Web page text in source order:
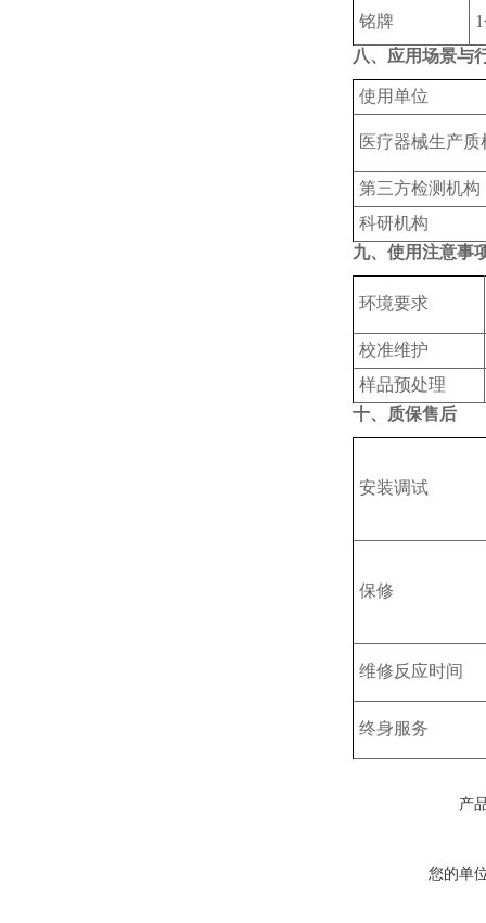
铭牌
八、应用场景与
使用单位
医疗器械生产质
‌第三方检测机构
科研机构
九、使用注意事
环境要求
‌校准维护‌
样品预处理
十、质保售后
安装调试
保修
维修反应时间
终身服务
产
您的单